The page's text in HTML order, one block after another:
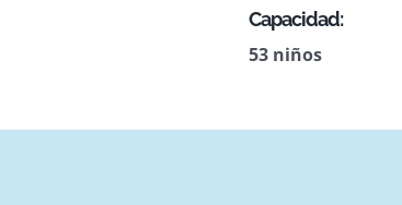
Capacidad:
53 niños